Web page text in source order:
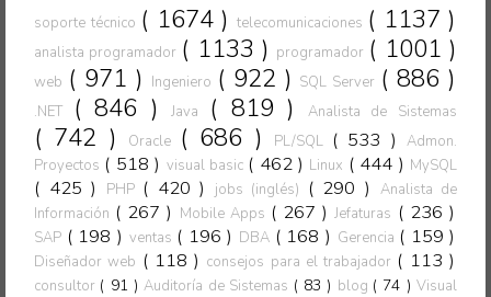
soporte técnico ( 1674 ) telecomunicaciones ( 1137 )
analista programador ( 1133 ) programador ( 1001 )
web ( 971 ) Ingeniero ( 922 ) SQL Server ( 886 )
.NET ( 846 )Java ( 819 ) Analista de Sistemas
( 742 ) Oracle ( 686 ) PL/SQL ( 533 )Admon.
Proyectos ( 518 ) visual basic ( 462 ) Linux ( 444 ) MySQL
( 425 ) PHP ( 420 ) jobs (inglés) ( 290 )
Analista de
Información ( 267 ) Mobile Apps ( 267 )Jefaturas ( 236 )
SAP ( 198 ) ventas ( 196 ) DBA ( 168 ) Gerencia ( 159 )
Diseñador web ( 118 ) consejos para el trabajador ( 113 )
consultor ( 91 )Auditoría de Sistemas ( 83 ) blog ( 74 )Visual